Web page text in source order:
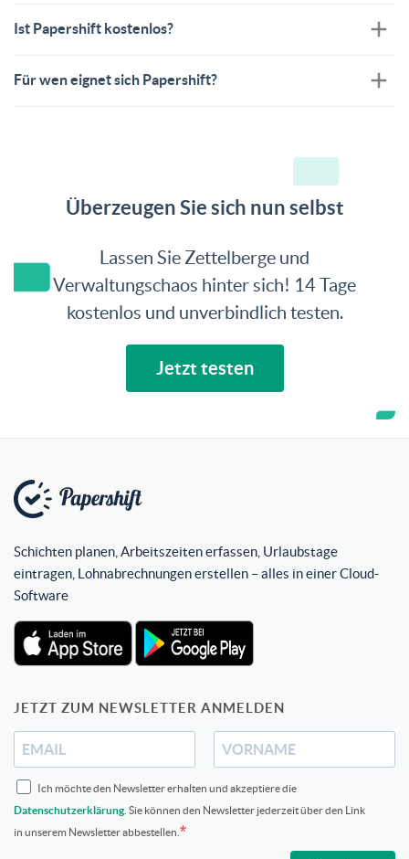
Ist Papershift kostenlos?
Für wen eignet sich Papershift?
Überzeugen Sie sich nun selbst
Lassen Sie Zettelberge und
Verwaltungschaos hinter sich! 14 Tage
kostenlos und unverbindlich testen.
Jetzt testen
Schichten planen, Arbeitszeiten erfassen, Urlaubstage
eintragen, Lohnabrechnungen erstellen – alles in einer Cloud-
Software
JETZT ZUM NEWSLETTER ANMELDEN
Ich möchte den Newsletter erhalten und akzeptiere die
Datenschutzerklärung . Sie können den Newsletter jederzeit über den Link
in unserem Newsletter abbestellen.